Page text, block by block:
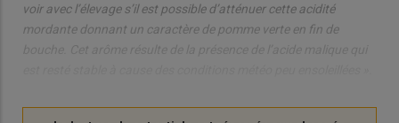
voir avec l’élevage s’il est possible d’atténuer cette acidité
mordante donnant un caractère de pomme verte en fin de